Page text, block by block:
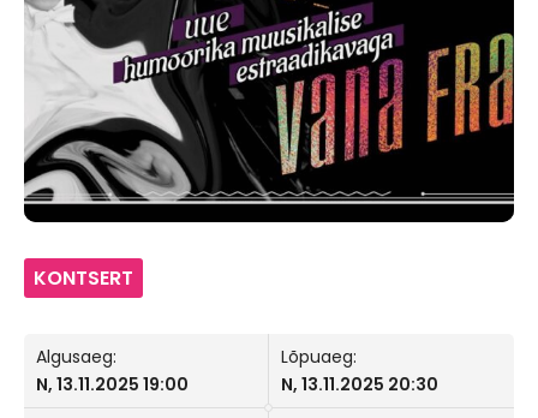
KONTSERT
Algusaeg:
N, 13.11.2025 19:00
Lõpuaeg:
N, 13.11.2025 20:30